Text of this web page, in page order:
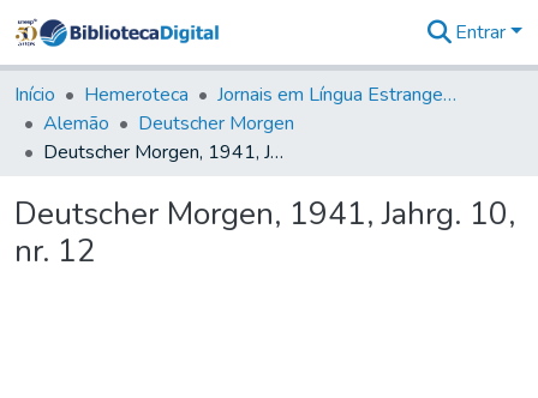
&
Coleções
Tudo na
Biblioteca
Estatísticas
Entrar
Início Hemeroteca
Jornais em Língua Estrangeira
Alemão
Deutscher Morgen
Deutscher Morgen, 1941, Jahrg. 10, nr. 12
Deutscher Morgen, 1941, Jahrg. 10,
nr. 12